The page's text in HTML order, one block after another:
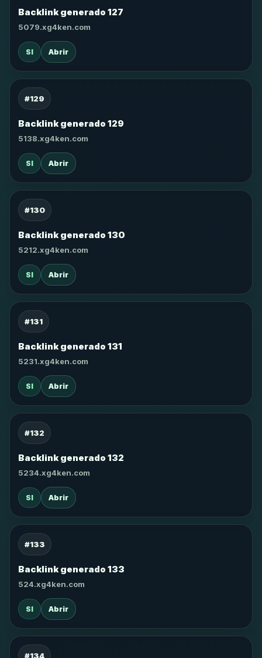
Backlink generado 127
5079.xg4ken.com
SI Abrir
#129
Backlink generado 129
5138.xg4ken.com
SI Abrir
#130
Backlink generado 130
5212.xg4ken.com
SI Abrir
#131
Backlink generado 131
5231.xg4ken.com
SI Abrir
#132
Backlink generado 132
5234.xg4ken.com
SI Abrir
#133
Backlink generado 133
524.xg4ken.com
SI Abrir
#134